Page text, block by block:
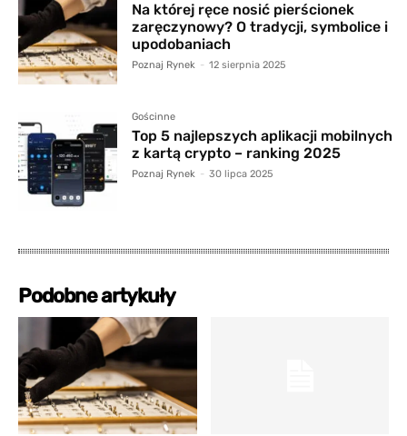
Na której ręce nosić pierścionek
zaręczynowy? O tradycji, symbolice i
upodobaniach
Poznaj Rynek - 12 sierpnia 2025
Gościnne
Top 5 najlepszych aplikacji mobilnych
z kartą crypto – ranking 2025
Poznaj Rynek - 30 lipca 2025
Podobne artykuły